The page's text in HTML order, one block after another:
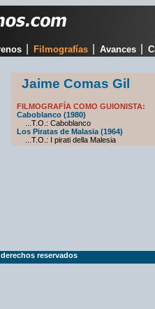
Filmografías Avances
Jaime Comas Gil
FILMOGRAFÍA COMO GUIONISTA:
Caboblanco (1980)
...T.O.: Caboblanco
Los Piratas de Malasia (1964)
...T.O.: I pirati della Malesia
reservados